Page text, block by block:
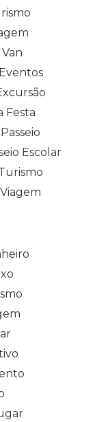
Festa
Escolar